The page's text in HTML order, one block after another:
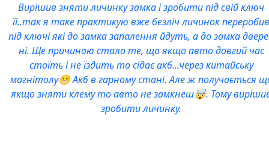
Вирішив зняти личинку замка і зробити під свій ключ
її..так я таке практикую вже безліч личинок
під ключі які до замка запалення йдуть, а до замка
ні. Ще причиною стало те, що якщо авто довгий час
стоїть і не їздить то сідає акб...через китайську
магнітолу😬 Акб в гарному стані. Але ж получається
якщо зняти клему то авто не замкнеш🤯. Тому
зробити личинку.